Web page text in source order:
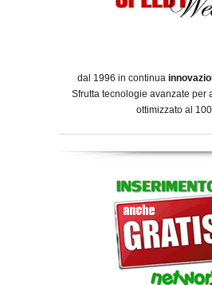
dal 1996 in continua
Sfrutta tecnologie avanzate per
ottimizzato al